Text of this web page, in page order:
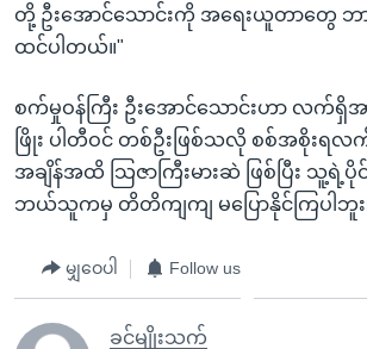
တို့ ဦးအောင်သောင်းကို အရေးယူတာတွေ
ထင်ပါတယ်။"
စက်မှုဝန်ကြီး ဦးအောင်သောင်းဟာ လက်ရှိ
ဖြိုး ပါတီဝင် တစ်ဦးဖြစ်သလို စစ်အစိုးရ
အချိန်အထိ သြဇာကြီးမားဆဲ ဖြစ်ပြီး သူ့
ဘယ်သူကမှ တိတိကျကျ မပြောနိုင်ကြပါဘူး
မျှဝေပါ Follow us
ခင်မျိုးသက်